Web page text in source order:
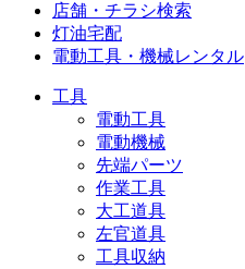
店舗・チラシ検索
灯油宅配
電動工具・機械レンタル
工具
電動工具
電動機械
先端パーツ
作業工具
大工道具
左官道具
工具収納